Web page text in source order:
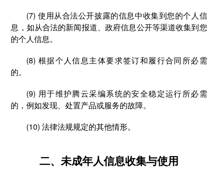
(7) 使用从合法公开披露的信息中收集到您的个人信
息，如从合法的新闻报道、政府信息公开等渠道收集到您
的个人信息。
(8) 根据个人信息主体要求签订和履行合同所必需
的。
(9) 用于维护腾云采编系统的安全稳定运行所必需
的，例如发现、处置产品或服务的故障。
(10) 法律法规规定的其他情形。
二、未成年人信息收集与使用